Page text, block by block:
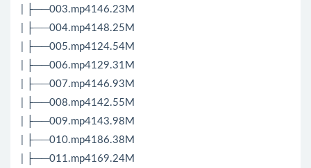
| ├──003.mp4146.23M
| ├──004.mp4148.25M
| ├──005.mp4124.54M
| ├──006.mp4129.31M
| ├──007.mp4146.93M
| ├──008.mp4142.55M
| ├──009.mp4143.98M
| ├──010.mp4186.38M
| ├──011.mp4169.24M